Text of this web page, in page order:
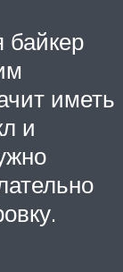
иметь
и